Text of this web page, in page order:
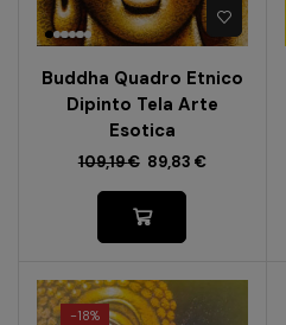
Buddha Quadro Etnico
Dipinto Tela Arte
Esotica
109,19€ 89,83 €
-18%